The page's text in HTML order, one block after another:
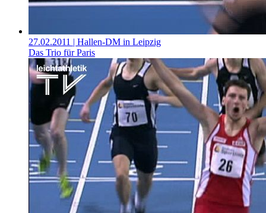
27.02.2011 | Hallen-DM in Leipzig
Das Trio für Paris